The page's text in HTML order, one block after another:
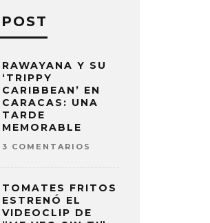
RAWAYANA Y SU
‘TRIPPY
CARIBBEAN’ EN
CARACAS: UNA
TARDE
MEMORABLE
3 COMENTARIOS
TOMATES FRITOS
ESTRENÓ EL
VIDEOCLIP DE